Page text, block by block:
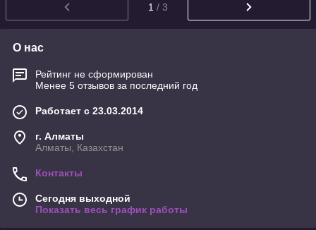
1 / 3
О нас
Рейтинг не сформирован
Менее 5 отзывов за последний год
Работает с 23.03.2014
г. Алматы
Алматы, Казахстан
Контакты
Сегодня выходной
Показать весь график работы